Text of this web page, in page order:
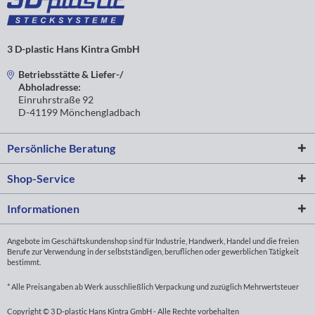
3 D-plastic Hans Kintra GmbH
Betriebsstätte & Liefer-/
Abholadresse:
Einruhrstraße 92
D-41199 Mönchengladbach
Persönliche Beratung
Shop-Service
Informationen
Angebote im Geschäftskundenshop sind für Industrie, Handwerk, Handel und die freien
Berufe zur Verwendung in der selbstständigen, beruflichen oder gewerblichen Tätigkeit
bestimmt.
* Alle Preisangaben ab Werk ausschließlich Verpackung und zuzüglich Mehrwertsteuer
Copyright © 3 D-plastic Hans Kintra GmbH - Alle Rechte vorbehalten